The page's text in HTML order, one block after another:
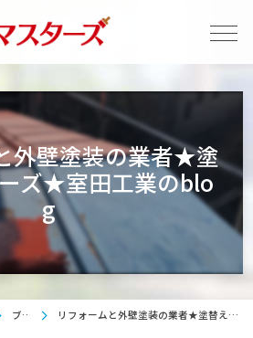
外壁塗装の業者★塗
ズ★室田工業のblo
g
ブログ リフォームと外壁塗装の業者★塗替えマスターズ★室田工業のblog